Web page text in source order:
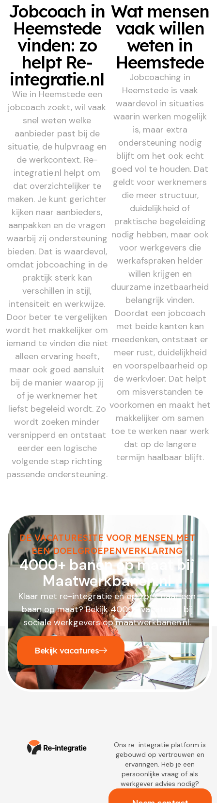
Jobcoach in
Heemstede
vinden: zo
helpt Re-
integratie.nl
Wie in Heemstede een
jobcoach zoekt, wil vaak
snel weten welke
aanbieder past bij de
situatie, de hulpvraag en
de werkcontext. Re-
integratie.nl helpt om
dat overzichtelijker te
maken. Je kunt gerichter
kijken naar aanbieders,
aanpakken en de vragen
waarbij zij ondersteuning
bieden. Dat is waardevol,
omdat jobcoaching in de
praktijk sterk kan
verschillen in stijl,
intensiteit en werkwijze.
Door beter te vergelijken
wordt het makkelijker om
iemand te vinden die niet
alleen ervaring heeft,
maar ook goed aansluit
bij de manier waarop jij
of je werknemer het
liefst begeleid wordt. Zo
wordt zoeken minder
versnipperd en ontstaat
eerder een logische
volgende stap richting
passende ondersteuning.
Wat mensen
vaak willen
weten in
Heemstede
Jobcoaching in
Heemstede is vaak
waardevol in situaties
waarin werken mogelijk
is, maar extra
ondersteuning nodig
blijft om het ook echt
goed vol te houden. Dat
geldt voor werknemers
die meer structuur,
duidelijkheid of
praktische begeleiding
nodig hebben, maar ook
voor werkgevers die
werkafspraken helder
willen krijgen en
duurzame inzetbaarheid
belangrijk vinden.
Doordat een jobcoach
met beide kanten kan
meedenken, ontstaat er
meer rust, duidelijkheid
en voorspelbaarheid op
de werkvloer. Dat helpt
om misverstanden te
voorkomen en maakt het
makkelijker om samen
toe te werken naar werk
dat op de langere
termijn haalbaar blijft.
DE VACATURESITE VOOR MENSEN MET
EEN DOELGROEPENVERKLARING
4000+ banen op maat bij
Maatwerkbanen.nl
Klaar met re-integratie en op zoek naar een
baan op maat? Bekijk 4000+ vacatures bij
sociale werkgevers op maatwerkbanen.nl.
Bekijk vacatures
Ons re-integratie platform is
gebouwd op vertrouwen en
ervaringen. Heb je een
persoonlijke vraag of als
werkgever advies nodig?